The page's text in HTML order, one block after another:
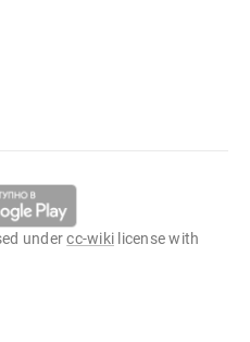
undercc-wiki license with